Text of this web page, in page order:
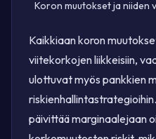
Koron muutokset ja niiden
Kaikkiaan koron
viitekorkojen liikkeisiin,
ulottuvat myös pankkien
päivittää marginaalejaan